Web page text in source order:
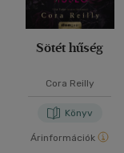
Sötét hűség
Cora Reilly
Könyv
Árinformációk